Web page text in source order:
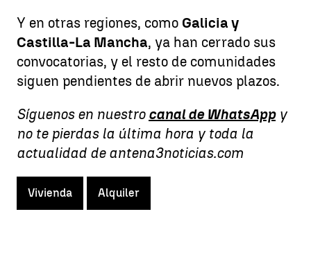
Y en otras regiones, como Galicia y
Castilla-La Mancha, ya han cerrado sus
convocatorias, y el resto de comunidades
siguen pendientes de abrir nuevos plazos.
Síguenos en nuestro canal de WhatsAppy
no te pierdas la última hora y toda la
actualidad de antena3noticias.com
Vivienda Alquiler